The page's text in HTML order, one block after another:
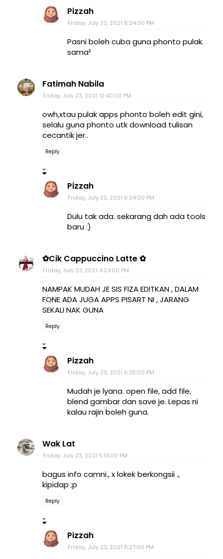
Pizzah
Friday, July 23, 2021 6:24:00 PM
Pasni boleh cuba guna phonto pulak.
sama²
Fatimah Nabila
Friday, July 23, 2021 12:40:00 PM
owh,xtau pulak apps phonto boleh edit gini,
selalu guna phonto utk download tulisan
cecantik jer..
Reply
Pizzah
Friday, July 23, 2021 6:24:00 PM
Dulu tak ada. sekarang dah ada tools
baru :)
✿Cik Cappuccino Latte ✿
Friday, July 23, 2021 4:24:00 PM
NAMPAK MUDAH JE SIS FIZA EDITKAN , DALAM
FONE ADA JUGA APPS PISART NI , JARANG
SEKALI NAK GUNA
Reply
Pizzah
Friday, July 23, 2021 6:25:00 PM
Mudah je lyana. open file, add file,
blend gambar dan save je. Lepas ni
kalau rajin boleh guna.
Wak Lat
Friday, July 23, 2021 5:13:00 PM
bagus info camni., x lokek berkongsii .,
kipidap ;p
Reply
Pizzah
Friday, July 23, 2021 6:27:00 PM